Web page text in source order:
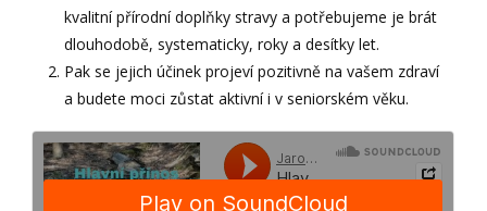
kvalitní přírodní doplňky stravy a potřebujeme je brát
dlouhodobě, systematicky, roky a desítky let.
Pak se jejich účinek projeví pozitivně na vašem zdraví
a budete moci zůstat aktivní i v seniorském věku.